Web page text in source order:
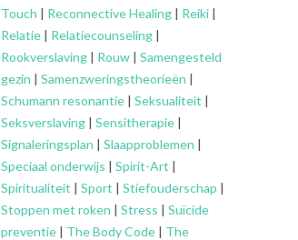
Touch | Reconnective Healing | Reiki |
Relatie | Relatiecounseling |
Rookverslaving | Rouw | Samengesteld
gezin | Samenzweringstheorieën |
Schumann resonantie | Seksualiteit |
Seksverslaving | Sensitherapie |
Signaleringsplan | Slaapproblemen |
Speciaal onderwijs | Spirit-Art |
Spiritualiteit | Sport | Stiefouderschap |
Stoppen met roken | Stress | Suïcide
preventie | The Body Code | The